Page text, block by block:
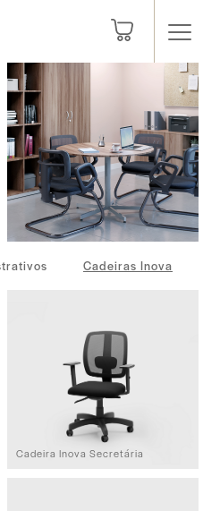
Cadeiras Inova
Cadeira Inova Secretária